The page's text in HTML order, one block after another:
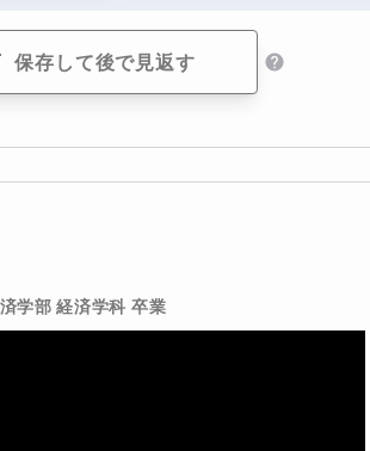
！
に。
教材による科目横断型コースが
保存して後で見返す
学部 経済学科 卒業